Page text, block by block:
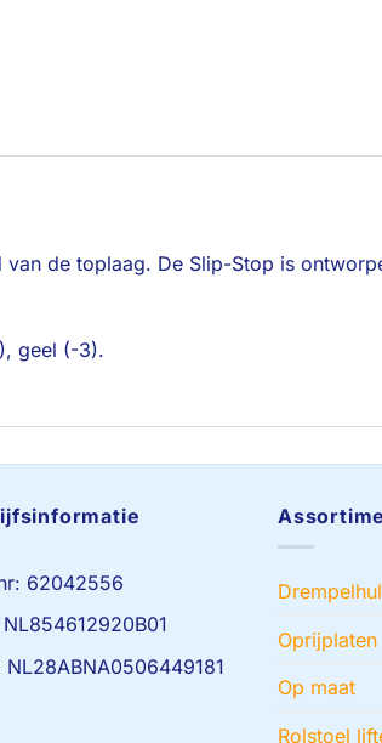
de toplaag. De Slip-Stop is
geel (-3).
62042556
NL854612920B01
NL28ABNA0506449181
Oprijplaten
Op maat
Rolstoel